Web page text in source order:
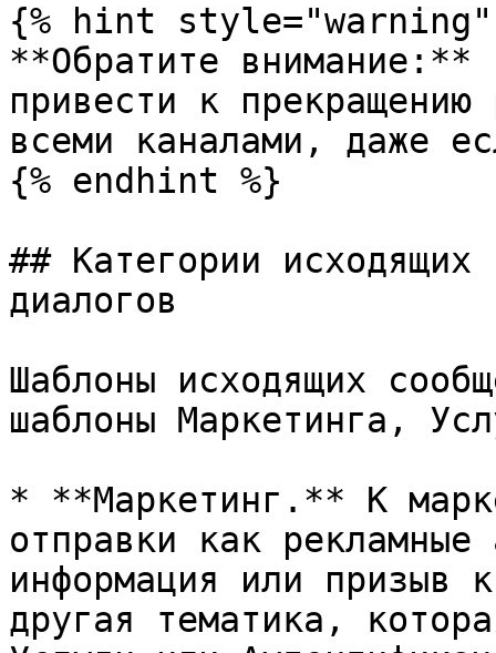
{% hint style="warning"
**Обратите внимание:**
привести к
всеми каналами, даже
{% endhint %}
## Категории
диалогов
Шаблоны исходящих
шаблоны Маркетинга,
* **Маркетинг.** К
отправки как
информация или призыв
другая тематика,